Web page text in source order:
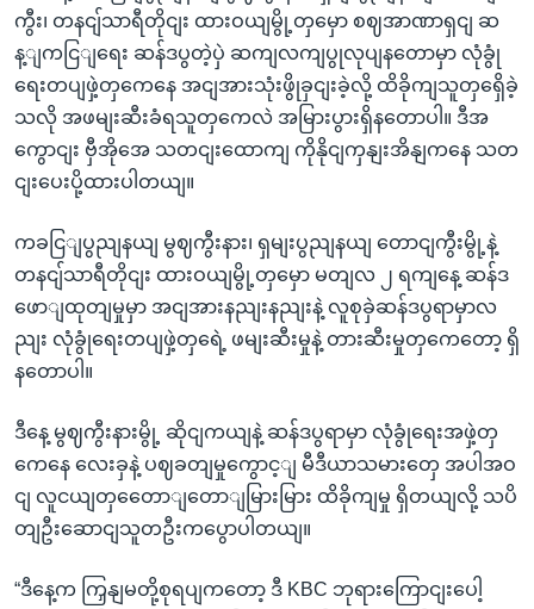
ကွီး၊ တနငျ်သာရီတိုငျး ထားဝယျမွို့တှမှော စဈအာဏာရှငျ ဆ
န့ျကငြျရေး ဆန်ဒပွတဲ့ပှဲ ဆကျလကျပွုလုပျနတောမှာ လုံခွုံ
ရေးတပျဖှဲ့တှကေနေ အငျအားသုံးဖွိုခှငျးခဲ့လို့ ထိခိုကျသူတှရှေိခဲ့
သလို အဖမျးဆီးခံရသူတှကေလဲ အမြားပွားရှိနတောပါ။ ဒီအ
ကွောငျး ဗှီအိုအေ သတငျးထောကျ ကိုနိုငျကှနျးအိနျကနေ သတ
ငျးပေးပို့ထားပါတယျ။
ကခငြျပွညျနယျ မွဈကွီးနား၊ ရှမျးပွညျနယျ တောငျကွီးမွို့နဲ့
တနငျ်သာရီတိုငျး ထားဝယျမွို့တှမှော မတျလ ၂ ရကျနေ့ ဆန်ဒ
ဖောျထုတျမှုမှာ အငျအားနညျးနညျးနဲ့ လူစုခှဲဆန်ဒပွရာမှာလ
ညျး လုံခွုံရေးတပျဖှဲ့တှရေဲ့ ဖမျးဆီးမှုနဲ့ တားဆီးမှုတှကေတော့ ရှိ
နတောပါ။
ဒီနေ့ မွဈကွီးနားမွို့ ဆိုငျကယျနဲ့ ဆန်ဒပွရာမှာ လုံခွုံရေးအဖှဲ့တှ
ကေနေ လေးခှနဲ့ ပဈခတျမှုကွောင့ျ မီဒီယာသမားတှေ အပါအဝ
ငျ လူငယျတှတေောျတောျမြားမြား ထိခိုကျမှု ရှိတယျလို့ သပိ
တျဦးဆောငျသူတဦးကပွောပါတယျ။
“ဒီနေ့က ကြှနျမတို့စုရပျကတော့ ဒီ KBC ဘုရားကြောငျးပေါ့